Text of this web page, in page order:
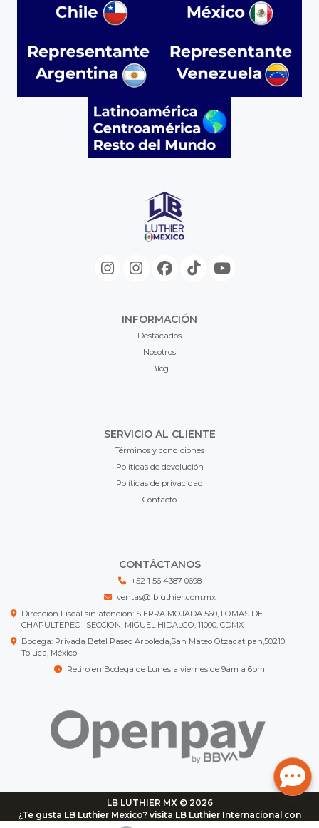
INFORMACIÓN
Destacados
Nosotros
Blog
SERVICIO AL CLIENTE
Términos y condiciones
Políticas de devolución
Políticas de privacidad
Contacto
CONTÁCTANOS
+52 1 56 4387 0698
ventas@lbluthier.com.mx
Dirección Fiscal sin atención: SIERRA MOJADA 560, LOMAS DE
CHAPULTEPEC I SECCION, MIGUEL HIDALGO, 11000, CDMX
Bodega: Privada Betel Paseo Arboleda,San Mateo Otzacatipan,50210
Toluca, México
Retiro en Bodega de Lunes a viernes de 9am a 6pm
LB LUTHIER MX © 2026
¿Te gusta LB Luthier Mexico? visita LB Luthier Internacional con